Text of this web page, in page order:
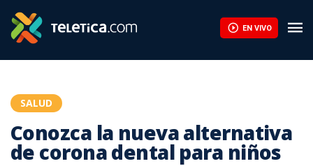
EN VIVO
SALUD
Conozca la nueva alternativa
de corona dental para niños